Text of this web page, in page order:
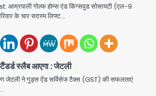
गोल्फ होम्स एंड किंग्सवुड सोसायटी (एल-9
के चार सदस्य लिफ्ट…
स्लैब आएगा : जेटली
जेटली ने गुड्स ऐंड सर्विसेज टैक्स (GST) की सफलताएं
Greater Noida Gas
Connection Fraud: बुजुर्ग से वीडियो
Avinash Kumar
Taylor Swift: ट्रंप कैंपेन-व्हाइट हाउस
पोस्ट से हटाए गए गाने, जानें पूरा विवाद